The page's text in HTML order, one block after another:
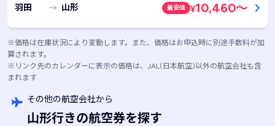
羽田 山形 最安値 ¥10,460～
※価格は在庫状況により変動します。また、価格はお申込時に別途手数料が加
算されます。
※リンク先のカレンダーに表示の価格は、JAL(日本航空)以外の航空会社も含
まれます
その他の航空会社から
山形行きの航空券を探す